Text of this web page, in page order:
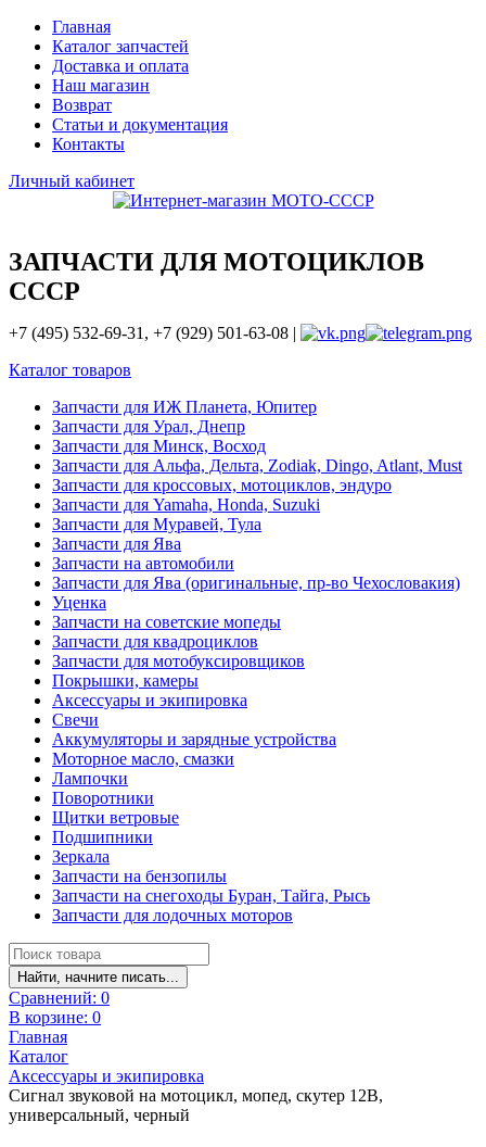
Главная
Каталог запчастей
Доставка и оплата
Наш магазин
Возврат
Статьи и документация
Контакты
Личный кабинет
ЗАПЧАСТИ ДЛЯ МОТОЦИКЛОВ
СССР
+7 (495) 532-69-31, +7 (929) 501-63-08 |
Каталог товаров
Запчасти для ИЖ Планета, Юпитер
Запчасти для Урал, Днепр
Запчасти для Минск, Восход
Запчасти для Альфа, Дельта, Zodiak, Dingo, Atlant, Must
Запчасти для кроссовых, мотоциклов, эндуро
Запчасти для Yamaha, Honda, Suzuki
Запчасти для Муравей, Тула
Запчасти для Ява
Запчасти на автомобили
Запчасти для Ява (оригинальные, пр-во Чехословакия)
Уценка
Запчасти на советские мопеды
Запчасти для квадроциклов
Запчасти для мотобуксировщиков
Покрышки, камеры
Аксессуары и экипировка
Свечи
Аккумуляторы и зарядные устройства
Моторное масло, смазки
Лампочки
Поворотники
Щитки ветровые
Подшипники
Зеркала
Запчасти на бензопилы
Запчасти на снегоходы Буран, Тайга, Рысь
Запчасти для лодочных моторов
Найти, начните писать...
Сравнений: 0
В корзине: 0
Главная
Каталог
Аксессуары и экипировка
Сигнал звуковой на мотоцикл, мопед, скутер 12В,
универсальный, черный